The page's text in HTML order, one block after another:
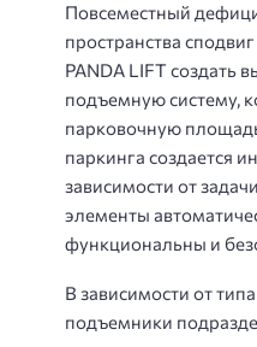
Повсеместный
пространства
PANDA LIFT создать
подъемную систему,
парковочную
паркинга создается
зависимости от
элементы
функциональны и
В зависимости от
подъемники